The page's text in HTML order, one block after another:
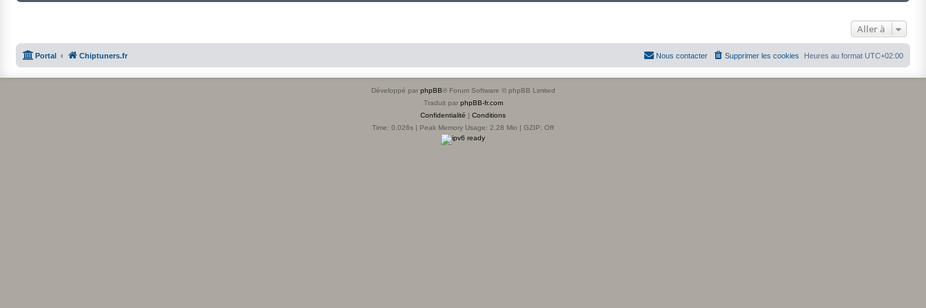
r
i
e
Aller à
Portal Chiptuners.fr Heures au format UTC+02:00
Supprimer les cookies
Nous contacter
Développé par phpBB® Forum Software © phpBB Limited
Traduit par phpBB-fr.com
Confidentialité | Conditions
Time: 0.026s | Peak Memory Usage: 2.28 Mio | GZIP: Off